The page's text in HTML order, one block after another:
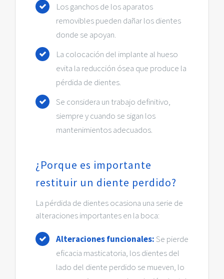
Los ganchos de los aparatos
removibles pueden dañar los dientes
donde se apoyan.
La colocación del implante al hueso
evita la reducción ósea que produce la
pérdida de dientes.
Se considera un trabajo definitivo,
siempre y cuando se sigan los
mantenimientos adecuados.
¿Porque es importante
restituir un diente perdido?
La pérdida de dientes ocasiona una serie de
alteraciones importantes en la boca:
Alteraciones funcionales:Se pierde
eficacia masticatoria, los dientes del
lado del diente perdido se mueven, lo